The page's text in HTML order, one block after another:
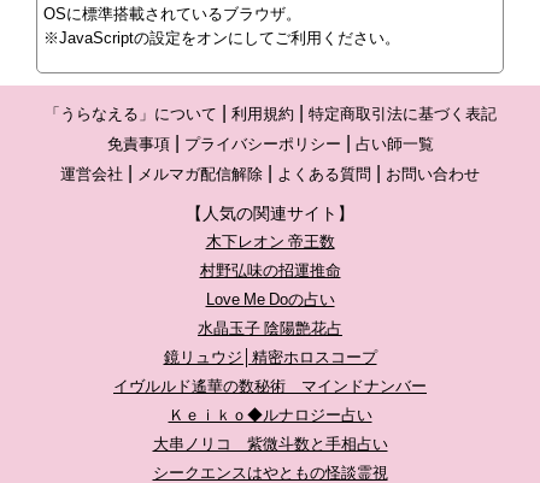
OSに標準搭載されているブラウザ。
※JavaScriptの設定をオンにしてご利用ください。
「うらなえる」について 利用規約
特定商取引法に基づく表記
免責事項
プライバシーポリシー
占い師一覧
運営会社
メルマガ配信解除 よくある質問 お問い合わせ
【人気の関連サイト】
木下レオン 帝王数
村野弘味の招運推命
Love Me Doの占い
水晶玉子 陰陽艶花占
鏡リュウジ│精密ホロスコープ
イヴルルド遙華の数秘術 マインドナンバー
Ｋｅｉｋｏ◆ルナロジー占い
大串ノリコ 紫微斗数と手相占い
シークエンスはやともの怪談霊視